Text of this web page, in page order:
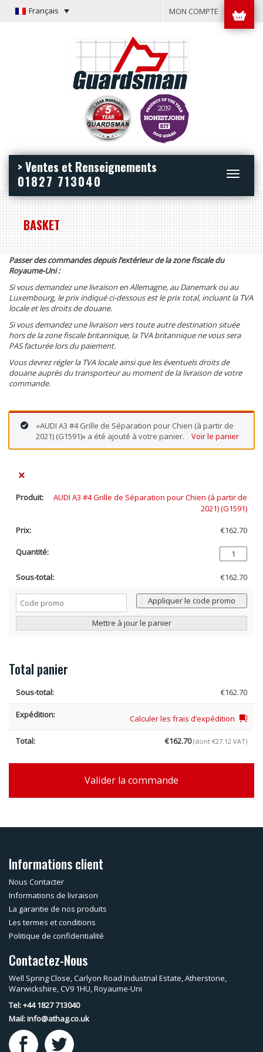
Français MON COMPTE
Toggle
> Ventes et Renseignements
01827 713040
BASKET
Passer des commandes depuis l’extérieur de la zone fiscale du
Royaume-Uni :
Si vous demandez une livraison en Allemagne, au Danemark ou au
Luxembourg, le prix indiqué ci-dessous est le prix total, incluant la TVA
locale et les droits de douane.
Si vous demandez une livraison vers toute autre destination située
hors de la zone fiscale britannique, la TVA britannique ne vous sera
PAS facturée lors du paiement.
Vous devrez régler la TVA locale ainsi que les éventuels droits de
douane auprès du transporteur au moment de la livraison de votre
commande.
«AUDI A3 #4 Grille de Séparation pour Chien (à partir de
2021) (G1591)» a été ajouté à votre panier.
Voir le panier
×
AUDI A3 #4 Grille de Séparation pour Chien (à partir de
2021) (G1591)
€162.70
quantité
de
AUDI
#4
Grille
de
Séparation
2021)
€162.70
Appliquer le code promo
Mettre à jour le panier
Total panier
€162.70
Calculer les frais d’expédition
€162.70 (dont €27.12 VAT)
Valider la commande
Informations client
Nous Contacter
Informations de livraison
La garantie de nos produits
Les termes et conditions
Politique de confidentialité
Contactez-Nous
Well Spring Close, Carlyon Road Industrial Estate, Atherstone,
Warwickshire, CV9 1HU, Royaume-Uni
Tel: +44 1827 713040
Mail:info@athag.co.uk